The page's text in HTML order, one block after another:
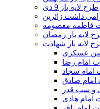
طرح لایه باز 9 دی
داشت زائرین
فاطمه معصومه
لایه باز رمضان
لایه باز شهادت
عسکری
امام رضا
امام سجاد
امام صادق
و شب قدر
امام هادی